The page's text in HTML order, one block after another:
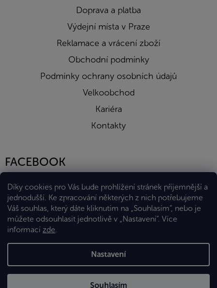
Díky cookies pro Vás bude prohlížení stránek příjemnější a
jednodušší. Ke zpracování některých z nich potřebujeme
Váš souhlas, který dáte kliknutím na „Souhlasím“, nebo je
můžete odsouhlasit jednotlivě v „Nastavení“. Více
informací zde.
Nastavení
Souhlasím
Doprava a platba
Výdejní místa v Praze
Reklamace a vrácení zboží
Obchodní podmínky
Podmínky ochrany osobních údajů
Velkoobchod
Kariéra
Kontakty
FACEBOOK
Vytvořil Shoptet Premium
Copyright 2026Eshop Diana Company, spol. s r.o.. Všechna
práva vyhrazena.